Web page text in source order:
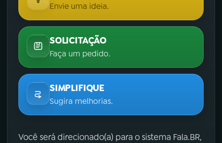
Envie uma ideia.
SOLICITAÇÃO
Faça um pedido.
SIMPLIFIQUE
Sugira melhorias.
Você será direcionado(a) para o sistema Fala.BR,